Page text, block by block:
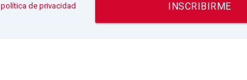
política de privacidad INSCRIBIRME